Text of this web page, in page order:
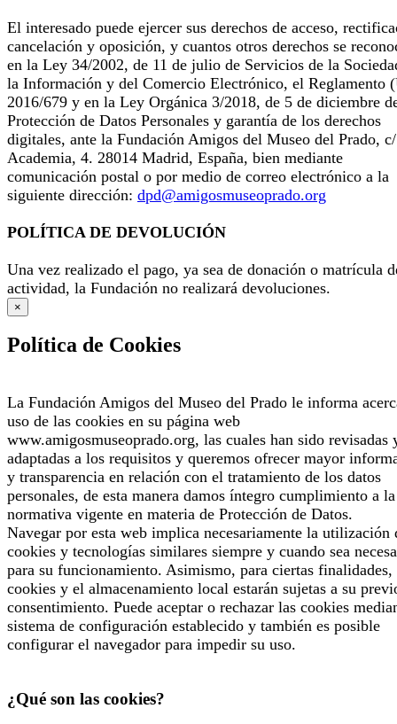
El interesado puede ejercer sus derechos de acceso,
cancelación y oposición, y cuantos otros derechos se
en la Ley 34/2002, de 11 de julio de Servicios de la
la Información y del Comercio Electrónico, el Reglamento
2016/679 y en la Ley Orgánica 3/2018, de 5 de diciembre
Protección de Datos Personales y garantía de los derechos
digitales, ante la Fundación Amigos del Museo del Prado,
Academia, 4. 28014 Madrid, España, bien mediante
comunicación postal o por medio de correo electrónico a la
siguiente dirección: dpd@amigosmuseoprado.org
POLÍTICA DE DEVOLUCIÓN
Una vez realizado el pago, ya sea de donación o matrícula
actividad, la Fundación no realizará devoluciones.
×
Política de Cookies
La Fundación Amigos del Museo del Prado le informa
uso de las cookies en su página web
www.amigosmuseoprado.org, las cuales han sido revisadas
adaptadas a los requisitos y queremos ofrecer mayor
y transparencia en relación con el tratamiento de los datos
personales, de esta manera damos íntegro cumplimiento a la
normativa vigente en materia de Protección de Datos.
Navegar por esta web implica necesariamente la utilización
cookies y tecnologías similares siempre y cuando sea
para su funcionamiento. Asimismo, para ciertas finalidades,
cookies y el almacenamiento local estarán sujetas a su
consentimiento. Puede aceptar o rechazar las cookies
sistema de configuración establecido y también es posible
configurar el navegador para impedir su uso.
¿Qué son las cookies?